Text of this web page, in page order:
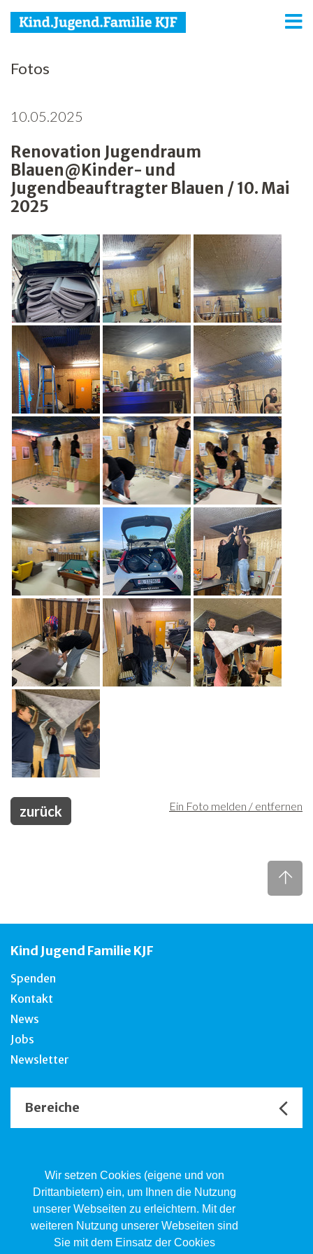
Wir setzen Cookies (eigene und von
Drittanbietern) ein, um Ihnen die Nutzung
unserer Webseiten zu erleichtern. Mit der
weiteren Nutzung unserer Webseiten sind
Sie mit dem Einsatz der Cookies
KJF
Jugend
Familie
Media
Netzwerk
Spenden
Jobs
Freiwilligenarbeit
News
Newsletter
Fotos
10.05.2025
Renovation Jugendraum
Blauen@Kinder- und
Jugendbeauftragter Blauen / 10. Mai
2025
Ein Foto melden / entfernen
zurück
Kind Jugend Familie KJF
Spenden
Kontakt
News
Jobs
Newsletter
Bereiche
Kind.Jugend.Familie KJF
Poststrasse 2, Postfach, 4410 Liestal
061 551 17 77